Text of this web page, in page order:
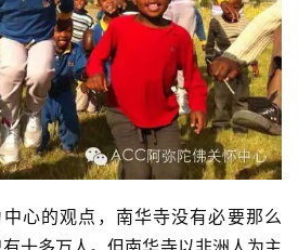
心的观点，南华寺没有必要那么